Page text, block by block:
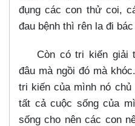
đụng các con thử coi,
đau bệnh thì rên la đi
Còn có tri kiến giải
đâu mà ngồi đó mà
tri kiến của mình nó
tất cả cuộc sống của
sống cho nên các con